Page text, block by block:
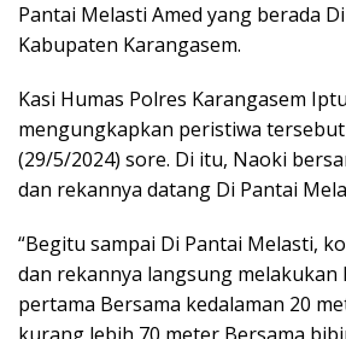
Pantai Melasti Amed yang berada
Kabupaten Karangasem.
Kasi Humas Polres Karangasem
mengungkapkan peristiwa
(29/5/2024) sore. Di itu, Naoki
dan rekannya datang Di Pantai
“Begitu sampai Di Pantai Melasti,
dan rekannya langsung melakukan
pertama Bersama kedalaman 20